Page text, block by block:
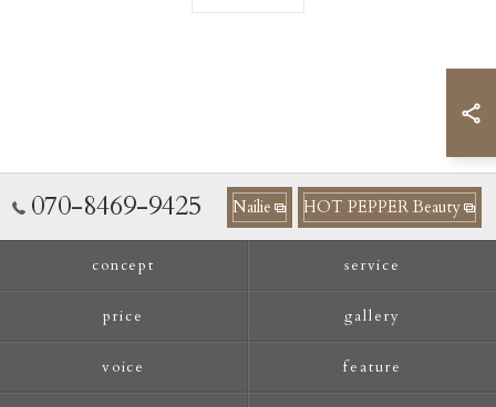
070-8469-9425 Nailie HOT PEPPER Beauty
concept service
price gallery
voice feature